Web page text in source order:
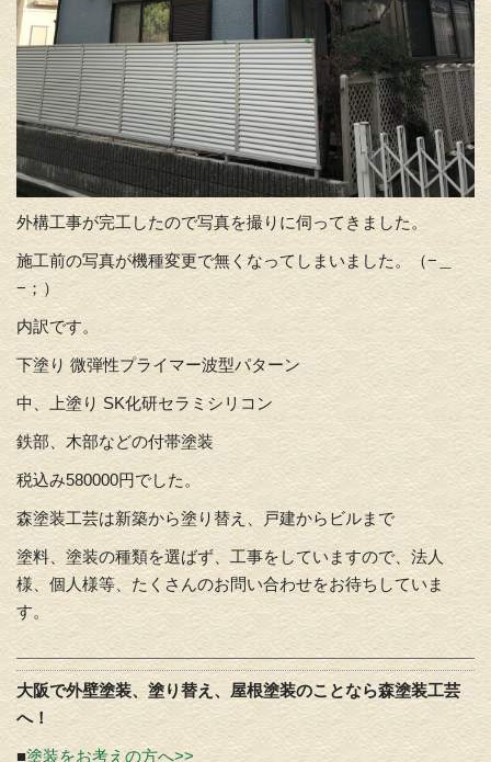
外構工事が完工したので写真を撮りに伺ってきました。
施工前の写真が機種変更で無くなってしまいました。（−＿
−；）
内訳です。
下塗り 微弾性プライマー波型パターン
中、上塗り SK化研セラミシリコン
鉄部、木部などの付帯塗装
税込み580000円でした。
森塗装工芸は新築から塗り替え、戸建からビルまで
塗料、塗装の種類を選ばず、工事をしていますので、法人
様、個人様等、たくさんのお問い合わせをお待ちしていま
す。
大阪で外壁塗装、塗り替え、屋根塗装のことなら森塗装工芸
へ！
■塗装をお考えの方へ>>